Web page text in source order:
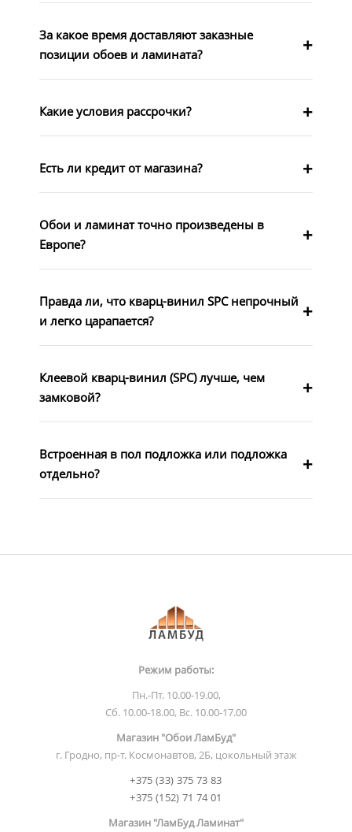
За какое время доставляют заказные
позиции обоев и ламината?
Какие условия рассрочки?
Есть ли кредит от магазина?
Обои и ламинат точно произведены в
Европе?
Правда ли, что кварц-винил SPC непрочный
и легко царапается?
Клеевой кварц-винил (SPC) лучше, чем
замковой?
Встроенная в пол подложка или подложка
отдельно?
Режим работы:
Пн.-Пт. 10.00-19.00,
Сб. 10.00-18.00, Вс. 10.00-17.00
Магазин "Обои ЛамБуд"
г. Гродно, пр-т. Космонавтов, 2Б, цокольный этаж
+375 (33) 375 73 83
+375 (152) 71 74 01
Магазин "ЛамБуд Ламинат"